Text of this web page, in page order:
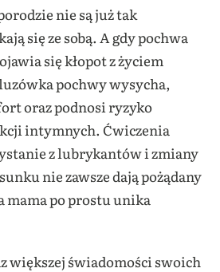
nie są już tak
się ze sobą. A gdy pochwa
się kłopot z życiem
pochwy wysycha,
oraz podnosi ryzyko
intymnych. Ćwiczenia
z lubrykantów i zmiany
nie zawsze dają pożądany
mama po prostu unika
większej świadomości swoich